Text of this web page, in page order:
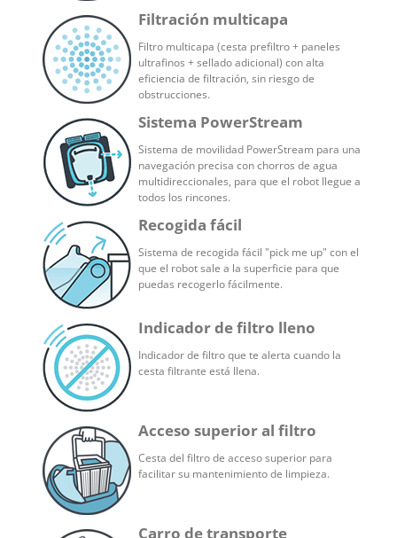
Filtración multicapa
Filtro multicapa (cesta prefiltro + paneles
ultrafinos + sellado adicional) con alta
eficiencia de filtración, sin riesgo de
obstrucciones.
Sistema PowerStream
Sistema de movilidad PowerStream para una
navegación precisa con chorros de agua
multidireccionales, para que el robot llegue a
todos los rincones.
Recogida fácil
Sistema de recogida fácil "pick me up" con el
que el robot sale a la superficie para que
puedas recogerlo fácilmente.
Indicador de filtro lleno
Indicador de filtro que te alerta cuando la
cesta filtrante está llena.
Acceso superior al filtro
Cesta del filtro de acceso superior para
facilitar su mantenimiento de limpieza.
Carro de transporte